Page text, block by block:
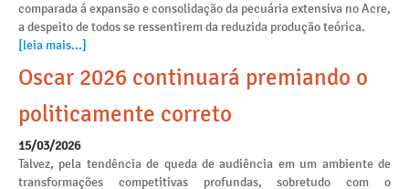
comparada á expansão e consolidação da pecuária extensiva no Acre,
a despeito de todos se ressentirem da reduzida produção teórica.
[leia mais...]
Oscar 2026 continuará premiando o
politicamente correto
15/03/2026
Talvez, pela tendência de queda de audiência em um ambiente de
transformações competitivas profundas, sobretudo com o